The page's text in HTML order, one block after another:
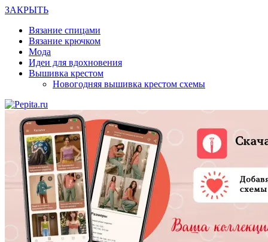
ЗАКРЫТЬ
Вязание спицами
Вязание крючком
Мода
Идеи для вдохновения
Вышивка крестом
Новогодняя вышивка крестом схемы